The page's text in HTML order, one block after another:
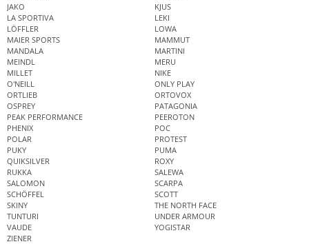
JAKO
KJUS
LA SPORTIVA
LEKI
LÖFFLER
LOWA
MAIER SPORTS
MAMMUT
MANDALA
MARTINI
MEINDL
MERU
MILLET
NIKE
O'NEILL
ONLY PLAY
ORTLIEB
ORTOVOX
OSPREY
PATAGONIA
PEAK PERFORMANCE
PEEROTON
PHENIX
POC
POLAR
PROTEST
PUKY
PUMA
QUIKSILVER
ROXY
RUKKA
SALEWA
SALOMON
SCARPA
SCHÖFFEL
SCOTT
SKINY
THE NORTH FACE
TUNTURI
UNDER ARMOUR
VAUDE
YOGISTAR
ZIENER